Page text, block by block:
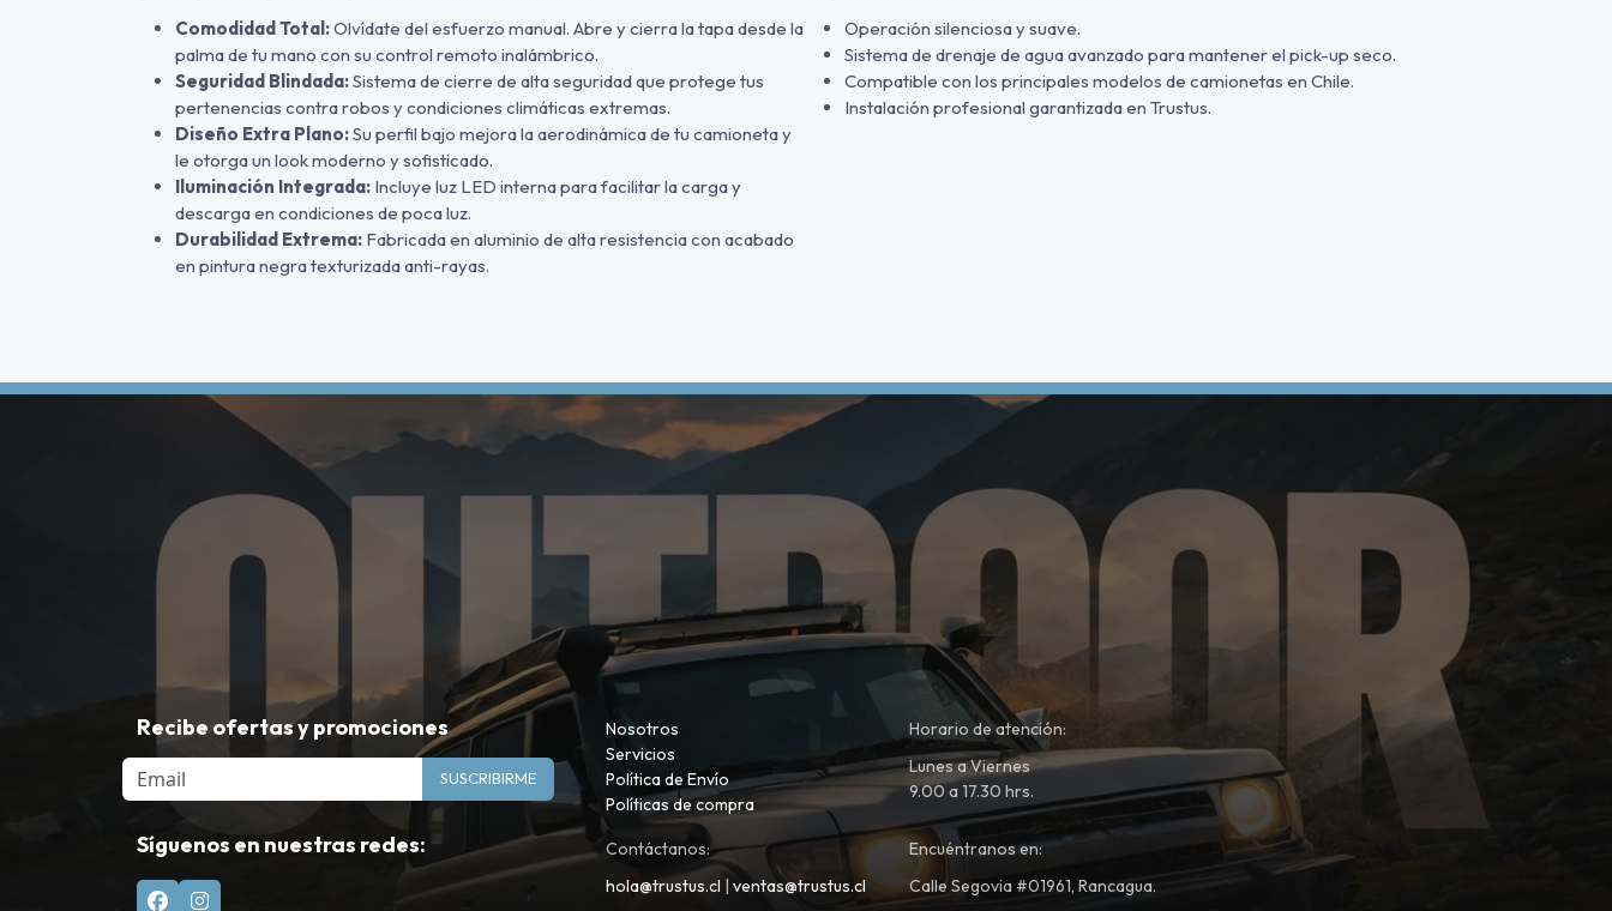
Comodidad Total:Olvídate del esfuerzo manual. Abre y cierra la tapa desde la
palma de tu mano con su control remoto inalámbrico.
Seguridad Blindada:Sistema de cierre de alta seguridad que protege tus
pertenencias contra robos y condiciones climáticas extremas.
Diseño Extra Plano:Su perfil bajo mejora la aerodinámica de tu camioneta y
le otorga un look moderno y sofisticado.
Iluminación Integrada: Incluye luz LED interna para facilitar la carga y
descarga en condiciones de poca luz.
Durabilidad Extrema: Fabricada en aluminio de alta resistencia con acabado
en pintura negra texturizada anti-rayas.
Operación silenciosa y suave.
Sistema de drenaje de agua avanzado para mantener el pick-up seco.
Compatible con los principales modelos de camionetas en Chile.
Instalación profesional garantizada en Trustus.
Recibe ofertas y promociones
Email SUSCRIBIRME
Síguenos en nuestras redes:
Nosotros
Servicios
Política de Envío
Políticas de compra
Horario de atención:
Lunes a Viernes
9.00 a 17.30 hrs.
Contáctanos:
hola@trustus.cl | ventas@trustus.cl
Encuéntranos en:
Calle Segovia #01961, Rancagua.